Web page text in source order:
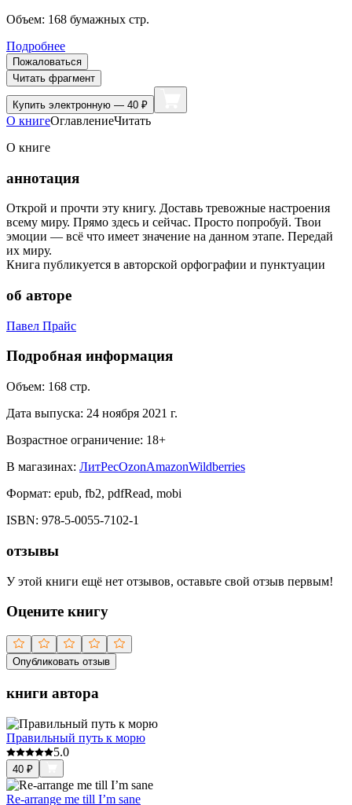
Объем: 168 бумажных стр.
Подробнее
Пожаловаться
Читать фрагмент
Купить электронную — 40 ₽
О книгеОглавлениеЧитать
О книге
аннотация
Открой и прочти эту книгу. Доставь тревожные настроения
всему миру. Прямо здесь и сейчас. Просто попробуй. Твои
эмоции — всё что имеет значение на данном этапе. Передай
их миру.
Книга публикуется в авторской орфографии и пунктуации
об авторе
Павел Прайс
Подробная информация
Объем: 168 стр.
Дата выпуска: 24 ноября 2021 г.
Возрастное ограничение: 18+
В магазинах: ЛитРесOzonAmazonWildberries
Формат: epub, fb2, pdfRead, mobi
ISBN: 978-5-0055-7102-1
отзывы
У этой книги ещё нет отзывов, оставьте свой отзыв первым!
Оцените книгу
Опубликовать отзыв
книги автора
Правильный путь к морю
5.0
40 ₽
Re-arrange me till I’m sane